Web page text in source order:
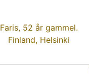
Faris, 52 år gammel.
Finland, Helsinki